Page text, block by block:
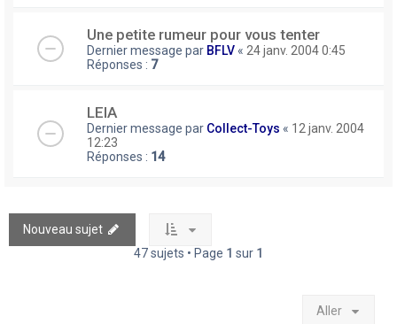
Une petite rumeur pour vous tenter
Dernier message par BFLV « 24 janv. 2004 0:45
Réponses : 7
LEIA
Dernier message par Collect-Toys « 12 janv. 2004
12:23
Réponses : 14
Nouveau sujet
47 sujets • Page 1 sur 1
Aller